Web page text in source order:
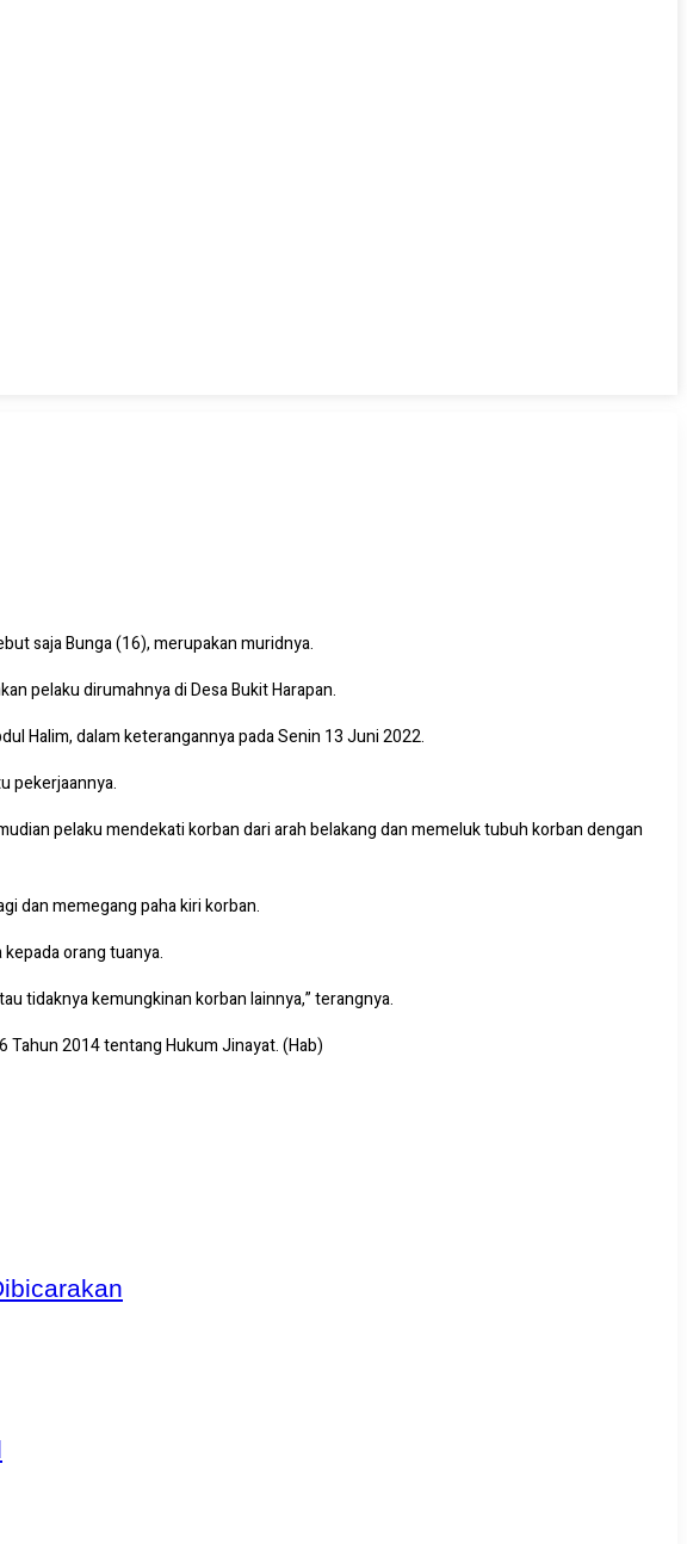
saja Bunga (16), merupakan muridnya.
pelaku dirumahnya di Desa Bukit Harapan.
Halim, dalam keterangannya pada Senin 13 Juni 2022.
pekerjaannya.
pelaku mendekati korban dari arah belakang dan memeluk tubuh korban dengan
dan memegang paha kiri korban.
orang tuanya.
tidaknya kemungkinan korban lainnya,” terangnya.
Tahun 2014 tentang Hukum Jinayat. (Hab)